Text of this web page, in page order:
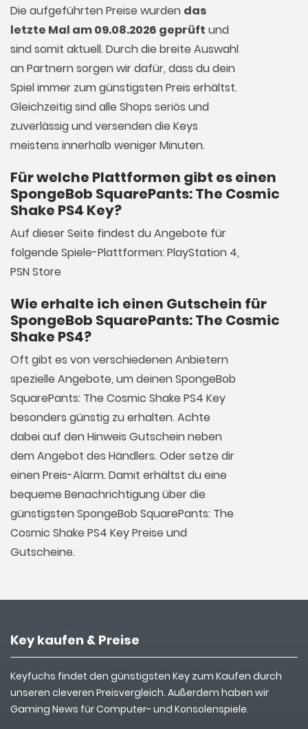
Die aufgeführten Preise wurden das
letzte Mal am 09.08.2026 geprüft und
sind somit aktuell. Durch die breite Auswahl
an Partnern sorgen wir dafür, dass du dein
Spiel immer zum günstigsten Preis erhältst.
Gleichzeitig sind alle Shops seriös und
zuverlässig und versenden die Keys
meistens innerhalb weniger Minuten.
Für welche Plattformen gibt es einen
SpongeBob SquarePants: The Cosmic
Shake PS4 Key?
Auf dieser Seite findest du Angebote für
folgende Spiele-Plattformen: PlayStation 4,
PSN Store
Wie erhalte ich einen Gutschein für
SpongeBob SquarePants: The Cosmic
Shake PS4?
Oft gibt es von verschiedenen Anbietern
spezielle Angebote, um deinen SpongeBob
SquarePants: The Cosmic Shake PS4 Key
besonders günstig zu erhalten. Achte
dabei auf den Hinweis Gutschein neben
dem Angebot des Händlers. Oder setze dir
einen Preis-Alarm. Damit erhältst du eine
bequeme Benachrichtigung über die
günstigsten SpongeBob SquarePants: The
Cosmic Shake PS4 Key Preise und
Gutscheine.
Key kaufen & Preise
Keyfuchs findet den günstigsten Key zum Kaufen durch
unseren cleveren Preisvergleich. Außerdem haben wir
Gaming News für Computer- und Konsolenspiele.